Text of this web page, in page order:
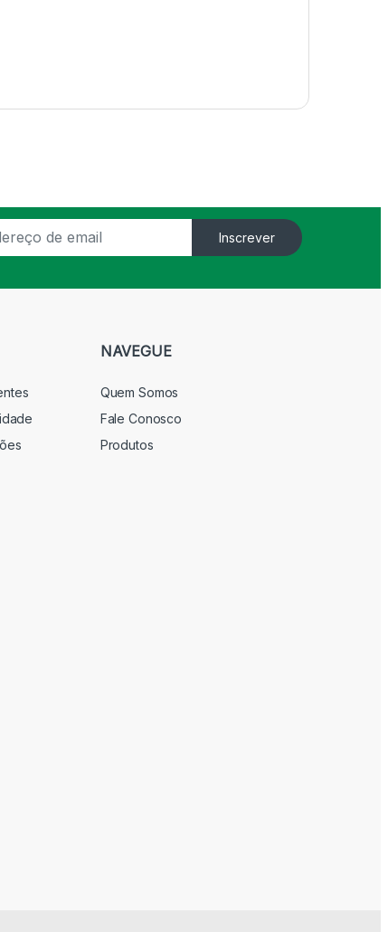
Inscrever
NAVEGUE
Quem Somos
Fale Conosco
Produtos